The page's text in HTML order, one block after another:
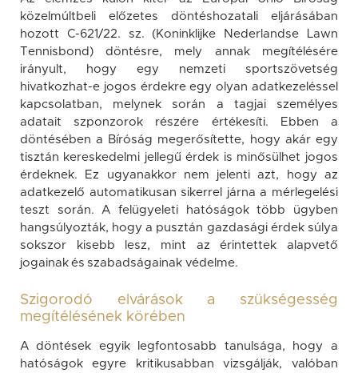
közelmúltbeli előzetes döntéshozatali eljárásában
hozott C-621/22. sz. (Koninklijke Nederlandse Lawn
Tennisbond) döntésre, mely annak megítélésére
irányult, hogy egy nemzeti sportszövetség
hivatkozhat-e jogos érdekre egy olyan adatkezeléssel
kapcsolatban, melynek során a tagjai személyes
adatait szponzorok részére értékesíti. Ebben a
döntésében a Bíróság megerősítette, hogy akár egy
tisztán kereskedelmi jellegű érdek is minősülhet jogos
érdeknek. Ez ugyanakkor nem jelenti azt, hogy az
adatkezelő automatikusan sikerrel járna a mérlegelési
teszt során. A felügyeleti hatóságok több ügyben
hangsúlyozták, hogy a pusztán gazdasági érdek súlya
sokszor kisebb lesz, mint az érintettek alapvető
jogainak és szabadságainak védelme.
Szigorodó elvárások a szükségesség
megítélésének körében
A döntések egyik legfontosabb tanulsága, hogy a
hatóságok egyre kritikusabban vizsgálják, valóban